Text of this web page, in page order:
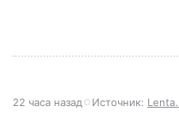
22 часа назад Источник: